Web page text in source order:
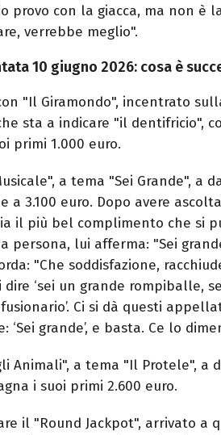
provo con la giacca, ma non è
verrebbe meglio".
10 giugno 2026: cosa è
"Il Giramondo", incentrato
sta a indicare "il dentifricio",
primi 1.000 euro.
a tema "Sei Grande", a
a 3.100 euro. Dopo avere
il più bel complimento che si
persona, lui afferma: "Sei
"Che soddisfazione,
‘sei un grande rompiballe,
Ci si dà questi
grande’, e basta. Ce lo
Animali", a tema "Il Protele", a
i suoi primi 2.600 euro.
il "Round Jackpot", arrivato a